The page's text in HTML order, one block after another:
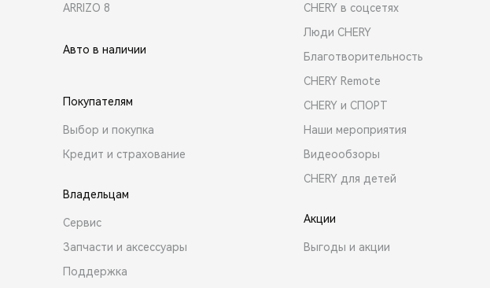
ARRIZO 8
Авто в наличии
Покупателям
Выбор и покупка
Кредит и страхование
Владельцам
Сервис
Запчасти и аксессуары
Поддержка
CHERY в соцсетях
Люди CHERY
Благотворительность
CHERY Remote
CHERY и СПОРТ
Наши мероприятия
Видеообзоры
CHERY для детей
Акции
Выгоды и акции